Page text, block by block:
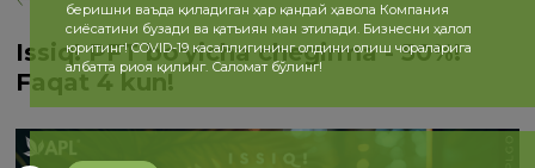
Issiq! PFT bo'yicha chegirma - 50%!
Faqat 4 kun!
беришни ваъда қиладиган ҳар қандай ҳавола Компания
сиёсатини бузади ва қатъиян ман этилади. Бизнесни ҳалол
юритинг! COVID-19 касаллигининг олдини олиш чораларига
албатта риоя қилинг. Саломат бўлинг!